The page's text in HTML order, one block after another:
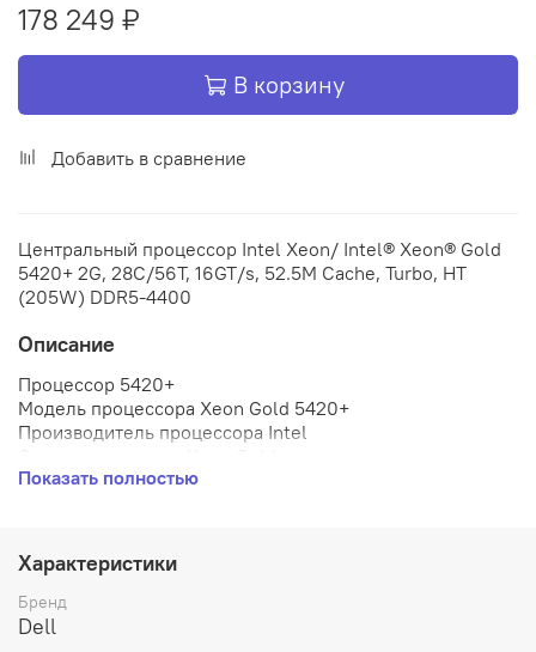
178 249 ₽
В корзину
Добавить в сравнение
Центральный процессор Intel Xeon/ Intel® Xeon® Gold
5420+ 2G, 28C/56T, 16GT/s, 52.5M Cache, Turbo, HT
(205W) DDR5-4400
Описание
Процессор 5420+
Модель процессора Xeon Gold 5420+
Производитель процессора Intel
Количество ядер процессора 28
Максимальная частота процессора 4.1 ГГц
Микроархитектура Sapphire Rapids
Ядро процессора Sapphire Rapids SP
Кэш-память L2: 2 MB; L3: 52 MB
Показать полностью
Характеристики
Бренд
Dell